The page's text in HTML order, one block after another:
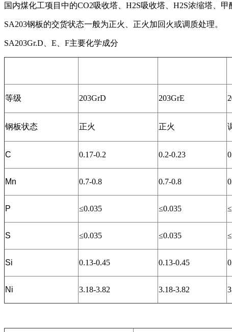
国内煤化工项目中的CO2吸收塔、H2S吸收塔、H2S浓缩塔、
SA203钢板的交货状态一般为正火、正火加回火或调质处理。
SA203Gr.D、E、F主要化学成分
等级 203GrD 203GrE
钢板状态 正火 正火
C 0.17-0.2 0.2-0.23
Mn 0.7-0.8 0.7-0.8
P ≤0.035 ≤0.035
S ≤0.035 ≤0.035
Si 0.13-0.45 0.13-0.45
Ni 3.18-3.82 3.18-3.82